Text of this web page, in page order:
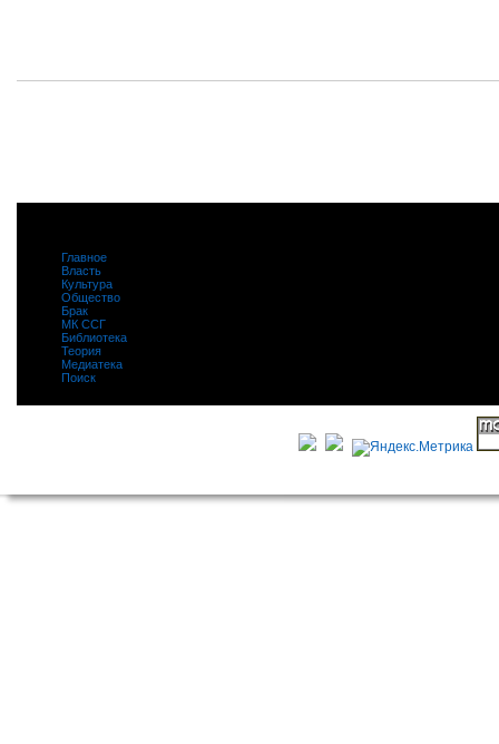
Главное
Власть
Культура
Общество
Брак
МК ССГ
Библиотека
Теория
Медиатека
Поиск